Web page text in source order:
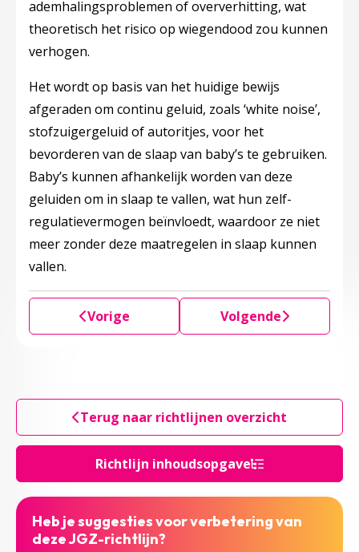
Richtlijn inhoudsopgave
ademhalingsproblemen of oververhitting, wat
theoretisch het risico op wiegendood zou kunnen
verhogen.
Het wordt op basis van het huidige bewijs
afgeraden om continu geluid, zoals ‘white noise’,
stofzuigergeluid of autoritjes, voor het
bevorderen van de slaap van baby’s te gebruiken.
Baby’s kunnen afhankelijk worden van deze
geluiden om in slaap te vallen, wat hun zelf-
regulatievermogen beïnvloedt, waardoor ze niet
meer zonder deze maatregelen in slaap kunnen
vallen.
Vorige Volgende
Terug naar richtlijnen overzicht
Heb je suggesties voor verbetering van
deze JGZ-richtlijn?